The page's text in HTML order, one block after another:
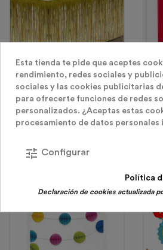
Accesorios Para Fiesta De
Cumpleaños
Falda De Mesa Flecos
275X75CM
Precio
5,99 €
Agotado
Esta tienda te pide que aceptes
rendimiento, redes sociales y
sociales y las cookies publicitarias
para ofrecerte funciones de redes
personalizados. ¿Aceptas estas
procesamiento de datos personales
tune Configurar
Política
Declaración de cookies actualizada